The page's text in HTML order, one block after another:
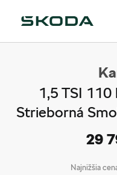
1,5 TSI
Strieborná
29
Najnižšia